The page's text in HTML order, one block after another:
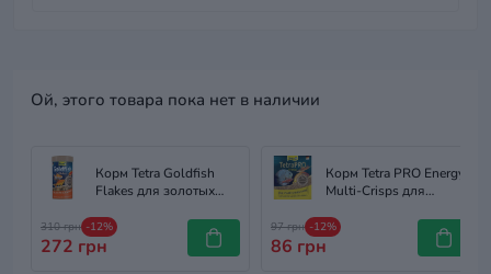
Ой, этого товара пока нет в наличии
Корм Tetra Goldfish
Flakes для золотых
310 грн -12%
272 грн
Корм Tetra PRO Energy
Multi-Crisps для
(чипсы)
97 грн -12%
86 грн